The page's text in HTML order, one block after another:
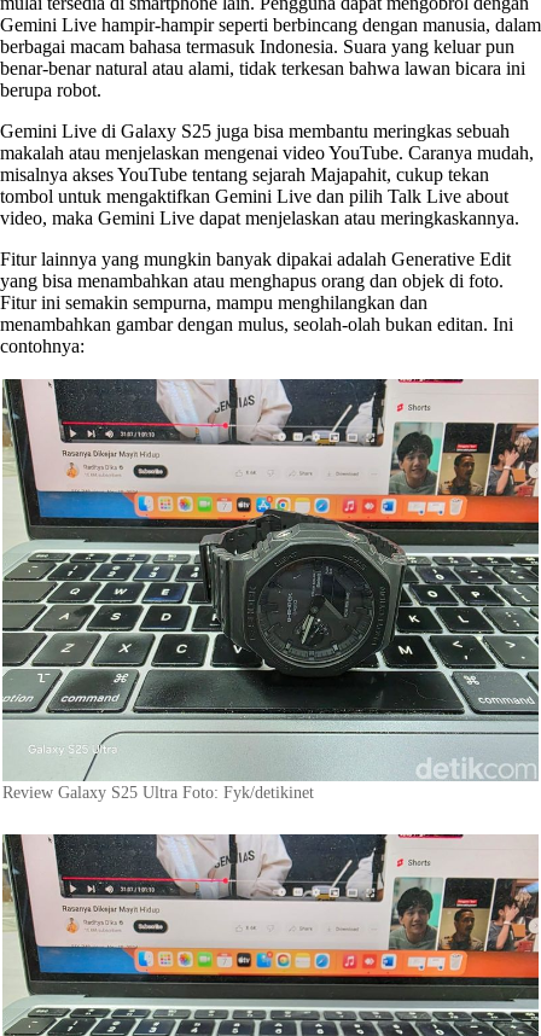
Gemini Live hampir-hampir seperti berbincang dengan manusia, dalam
berbagai macam bahasa termasuk Indonesia. Suara yang keluar pun
benar-benar natural atau alami, tidak terkesan bahwa lawan bicara ini
berupa robot.
Gemini Live di Galaxy S25 juga bisa membantu meringkas sebuah
makalah atau menjelaskan mengenai video YouTube. Caranya mudah,
misalnya akses YouTube tentang sejarah Majapahit, cukup tekan
tombol untuk mengaktifkan Gemini Live dan pilih Talk Live about
video, maka Gemini Live dapat menjelaskan atau meringkaskannya.
Fitur lainnya yang mungkin banyak dipakai adalah Generative Edit
yang bisa menambahkan atau menghapus orang dan objek di foto.
Fitur ini semakin sempurna, mampu menghilangkan dan
menambahkan gambar dengan mulus, seolah-olah bukan editan. Ini
contohnya:
Review Galaxy S25 Ultra Foto: Fyk/detikinet